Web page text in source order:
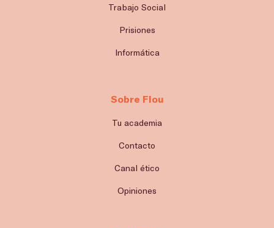
Trabajo Social
Prisiones
Informática
Sobre Flou
Tu academia
Contacto
Canal ético
Opiniones